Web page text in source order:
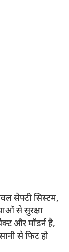
सेफ्टी सिस्टम,
से सुरक्षा
और मॉडर्न है,
से फिट हो